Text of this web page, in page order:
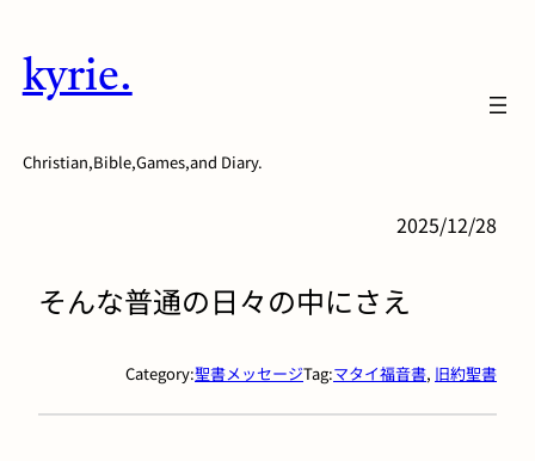
容
を
ッ
kyrie.
Christian,Bible,Games,and Diary.
2025/12/28
そんな普通の日々の中にさえ
Category:聖書メッセージTag:マタイ福音書, 旧約聖書